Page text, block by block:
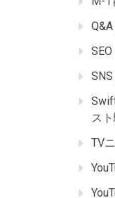
Q&A
SNS
ス
TV